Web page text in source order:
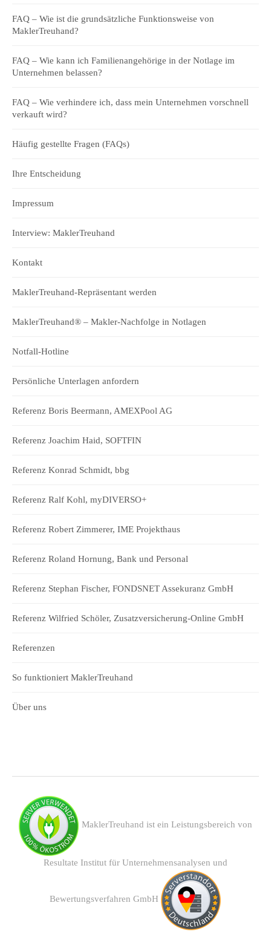
FAQ – Wie ist die grundsätzliche Funktionsweise von
MaklerTreuhand?
FAQ – Wie kann ich Familienangehörige in der Notlage im
Unternehmen belassen?
FAQ – Wie verhindere ich, dass mein Unternehmen vorschnell
verkauft wird?
Häufig gestellte Fragen (FAQs)
Ihre Entscheidung
Impressum
Interview: MaklerTreuhand
Kontakt
MaklerTreuhand-Repräsentant werden
MaklerTreuhand® – Makler-Nachfolge in Notlagen
Notfall-Hotline
Persönliche Unterlagen anfordern
Referenz Boris Beermann, AMEXPool AG
Referenz Joachim Haid, SOFTFIN
Referenz Konrad Schmidt, bbg
Referenz Ralf Kohl, myDIVERSO+
Referenz Robert Zimmerer, IME Projekthaus
Referenz Roland Hornung, Bank und Personal
Referenz Stephan Fischer, FONDSNET Assekuranz GmbH
Referenz Wilfried Schöler, Zusatzversicherung-Online GmbH
Referenzen
So funktioniert MaklerTreuhand
Über uns
MaklerTreuhand ist ein Leistungsbereich von
Resultate Institut für Unternehmensanalysen und
Bewertungsverfahren GmbH